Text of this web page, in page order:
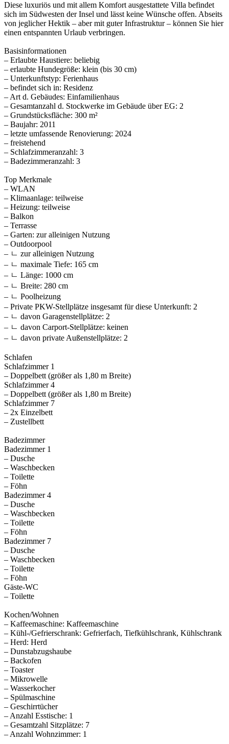
Diese luxuriös und mit allem Komfort ausgestattete Villa befindet
sich im Südwesten der Insel und lässt keine Wünsche offen. Abseits
von jeglicher Hektik – aber mit guter Infrastruktur – können Sie hier
einen entspannten Urlaub verbringen.
Basisinformationen
– Erlaubte Haustiere: beliebig
– erlaubte Hundegröße: klein (bis 30 cm)
– Unterkunftstyp: Ferienhaus
– befindet sich in: Residenz
– Art d. Gebäudes: Einfamilienhaus
– Gesamtanzahl d. Stockwerke im Gebäude über EG: 2
– Grundstücksfläche: 300 m²
– Baujahr: 2011
– letzte umfassende Renovierung: 2024
– freistehend
– Schlafzimmeranzahl: 3
– Badezimmeranzahl: 3
Top Merkmale
– WLAN
– Klimaanlage: teilweise
– Heizung: teilweise
– Balkon
– Terrasse
– Garten: zur alleinigen Nutzung
– Outdoorpool
– ㄴ zur alleinigen Nutzung
– ㄴ maximale Tiefe: 165 cm
– ㄴ Länge: 1000 cm
– ㄴ Breite: 280 cm
– ㄴ Poolheizung
– Private PKW-Stellplätze insgesamt für diese Unterkunft: 2
– ㄴ davon Garagenstellplätze: 2
– ㄴ davon Carport-Stellplätze: keinen
– ㄴ davon private Außen­stellplätze: 2
Schlafen
Schlafzimmer 1
– Doppelbett (größer als 1,80 m Breite)
Schlafzimmer 4
– Doppelbett (größer als 1,80 m Breite)
Schlafzimmer 7
– 2x Einzelbett
– Zustellbett
Badezimmer
Badezimmer 1
– Dusche
– Waschbecken
– Toilette
– Föhn
Badezimmer 4
– Dusche
– Waschbecken
– Toilette
– Föhn
Badezimmer 7
– Dusche
– Waschbecken
– Toilette
– Föhn
Gäste-WC
– Toilette
Kochen/Wohnen
– Kaffeemaschine: Kaffeemaschine
– Kühl-/Gefrierschrank: Gefrierfach, Tiefkühlschrank, Kühlschrank
– Herd: Herd
– Dunstabzugshaube
– Backofen
– Toaster
– Mikrowelle
– Wasserkocher
– Spülmaschine
– Geschirrtücher
– Anzahl Esstische: 1
– Gesamtzahl Sitzplätze: 7
– Anzahl Wohnzimmer: 1